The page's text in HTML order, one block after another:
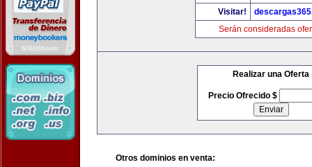
Visitar!
Serán consideradas
Realizar una Oferta
Precio Ofrecido $
Otros dominios en venta: